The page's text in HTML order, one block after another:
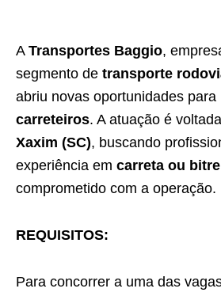
A Transportes Baggio,
segmento de transporte
abriu novas oportunidades para
carreteiros. A atuação é
Xaxim (SC), buscando
experiência em carreta ou
comprometido com a operação.
REQUISITOS:
Para concorrer a uma das